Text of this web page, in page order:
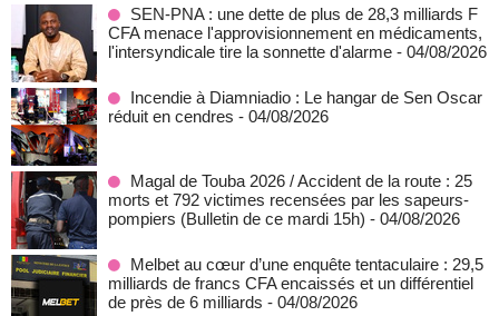
SEN-PNA : une dette de plus de 28,3 milliards F
CFA menace l'approvisionnement en médicaments,
l'intersyndicale tire la sonnette d'alarme - 04/08/2026
Incendie à Diamniadio : Le hangar de Sen Oscar
réduit en cendres - 04/08/2026
Magal de Touba 2026 / Accident de la route : 25
morts et 792 victimes recensées par les sapeurs-
pompiers (Bulletin de ce mardi 15h) - 04/08/2026
Melbet au cœur d’une enquête tentaculaire : 29,5
milliards de francs CFA encaissés et un différentiel
de près de 6 milliards - 04/08/2026